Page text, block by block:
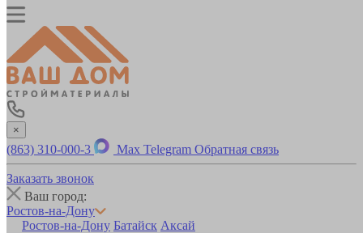
×
(863) 310-000-3 Max Telegram Обратная связь
Заказать звонок
Ваш город:
Ростов-на-Дону
Ростов-на-Дону Батайск Аксай